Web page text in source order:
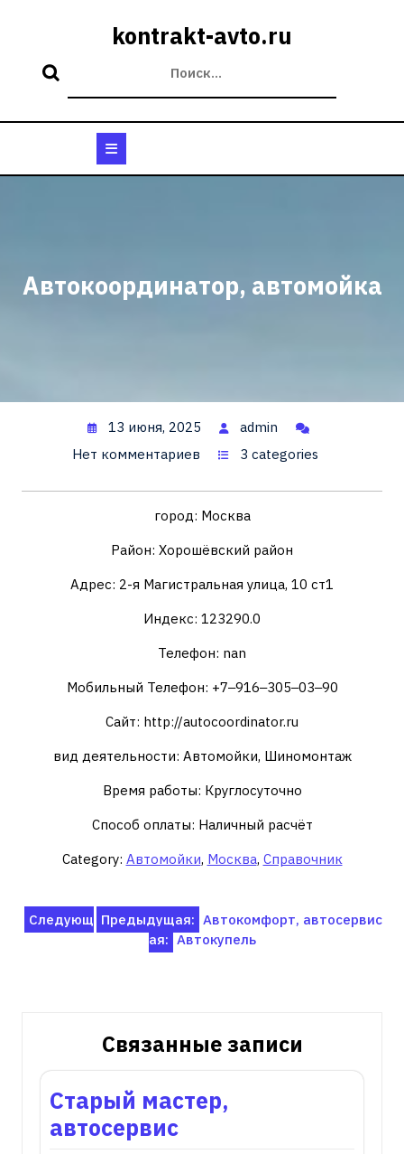
kontrakt-avto.ru
Автокоординатор, автомойка
13 июня, 2025
admin
Нет комментариев
3 categories
город: Москва
Район: Хорошёвский район
Адрес: 2-я Магистральная улица, 10 ст1
Индекс: 123290.0
Телефон: nan
Мобильный Телефон: +7‒916‒305‒03‒90
Сайт: http://autocoordinator.ru
вид деятельности: Автомойки, Шиномонтаж
Время работы: Круглосуточно
Способ оплаты: Наличный расчёт
Category: Автомойки, Москва, Справочник
НавигацияПредыдущая: Автокомфорт, автосервис
Следующ
ая: Автокупель
Связанные записи
Старый мастер,
автосервис